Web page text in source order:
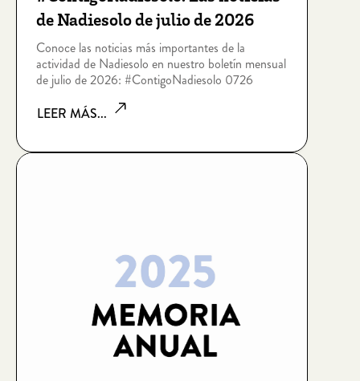
de Nadiesolo de julio de 2026
Conoce las noticias más importantes de la
actividad de Nadiesolo en nuestro boletín mensual
de julio de 2026: #ContigoNadiesolo 0726
LEER MÁS...